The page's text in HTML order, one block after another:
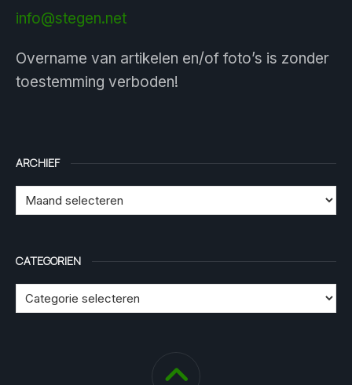
info@stegen.net
Overname van artikelen en/of foto’s is zonder
toestemming verboden!
ARCHIEF
CATEGORIEN